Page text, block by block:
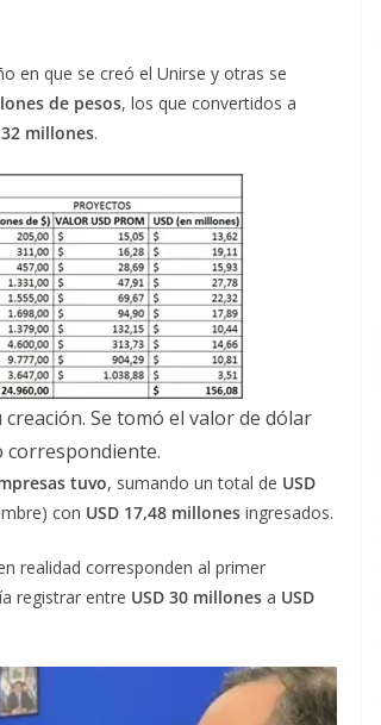
en que se creó el Unirse y otras se
de pesos, los que convertidos a
millones.
Se tomó el valor de dólar
correspondiente.
tuvo, sumando un total de USD
con USD 17,48 millones ingresados.
realidad corresponden al primer
registrar entre USD 30 millones a USD